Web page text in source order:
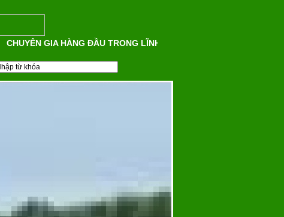
CHUYÊN GIA HÀNG ĐẦU TRONG LĨNH VỰC THI CÔNG XÂY DỰNG